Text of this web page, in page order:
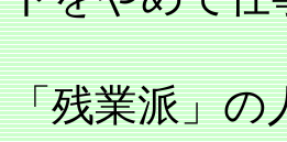
「残業派」の